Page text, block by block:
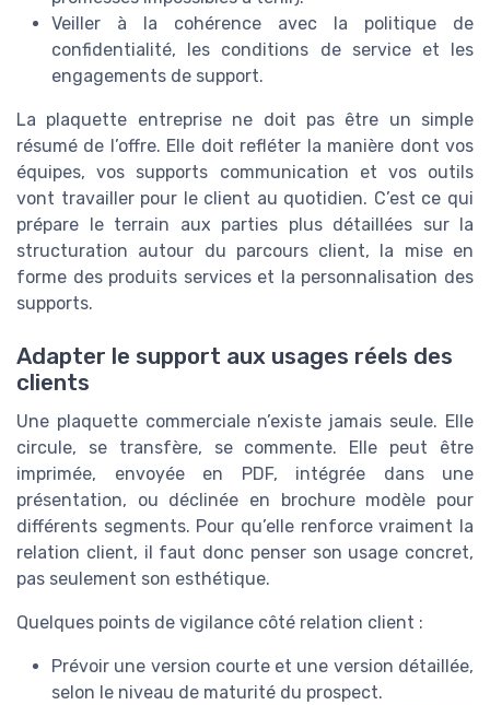
Veiller à la cohérence avec la politique de
confidentialité, les conditions de service et les
engagements de support.
La plaquette entreprise ne doit pas être un simple
résumé de l’offre. Elle doit refléter la manière dont vos
équipes, vos supports communication et vos outils
vont travailler pour le client au quotidien. C’est ce qui
prépare le terrain aux parties plus détaillées sur la
structuration autour du parcours client, la mise en
forme des produits services et la personnalisation des
supports.
Adapter le support aux usages réels des
clients
Une plaquette commerciale n’existe jamais seule. Elle
circule, se transfère, se commente. Elle peut être
imprimée, envoyée en PDF, intégrée dans une
présentation, ou déclinée en brochure modèle pour
différents segments. Pour qu’elle renforce vraiment la
relation client, il faut donc penser son usage concret,
pas seulement son esthétique.
Quelques points de vigilance côté relation client :
Prévoir une version courte et une version détaillée,
selon le niveau de maturité du prospect.